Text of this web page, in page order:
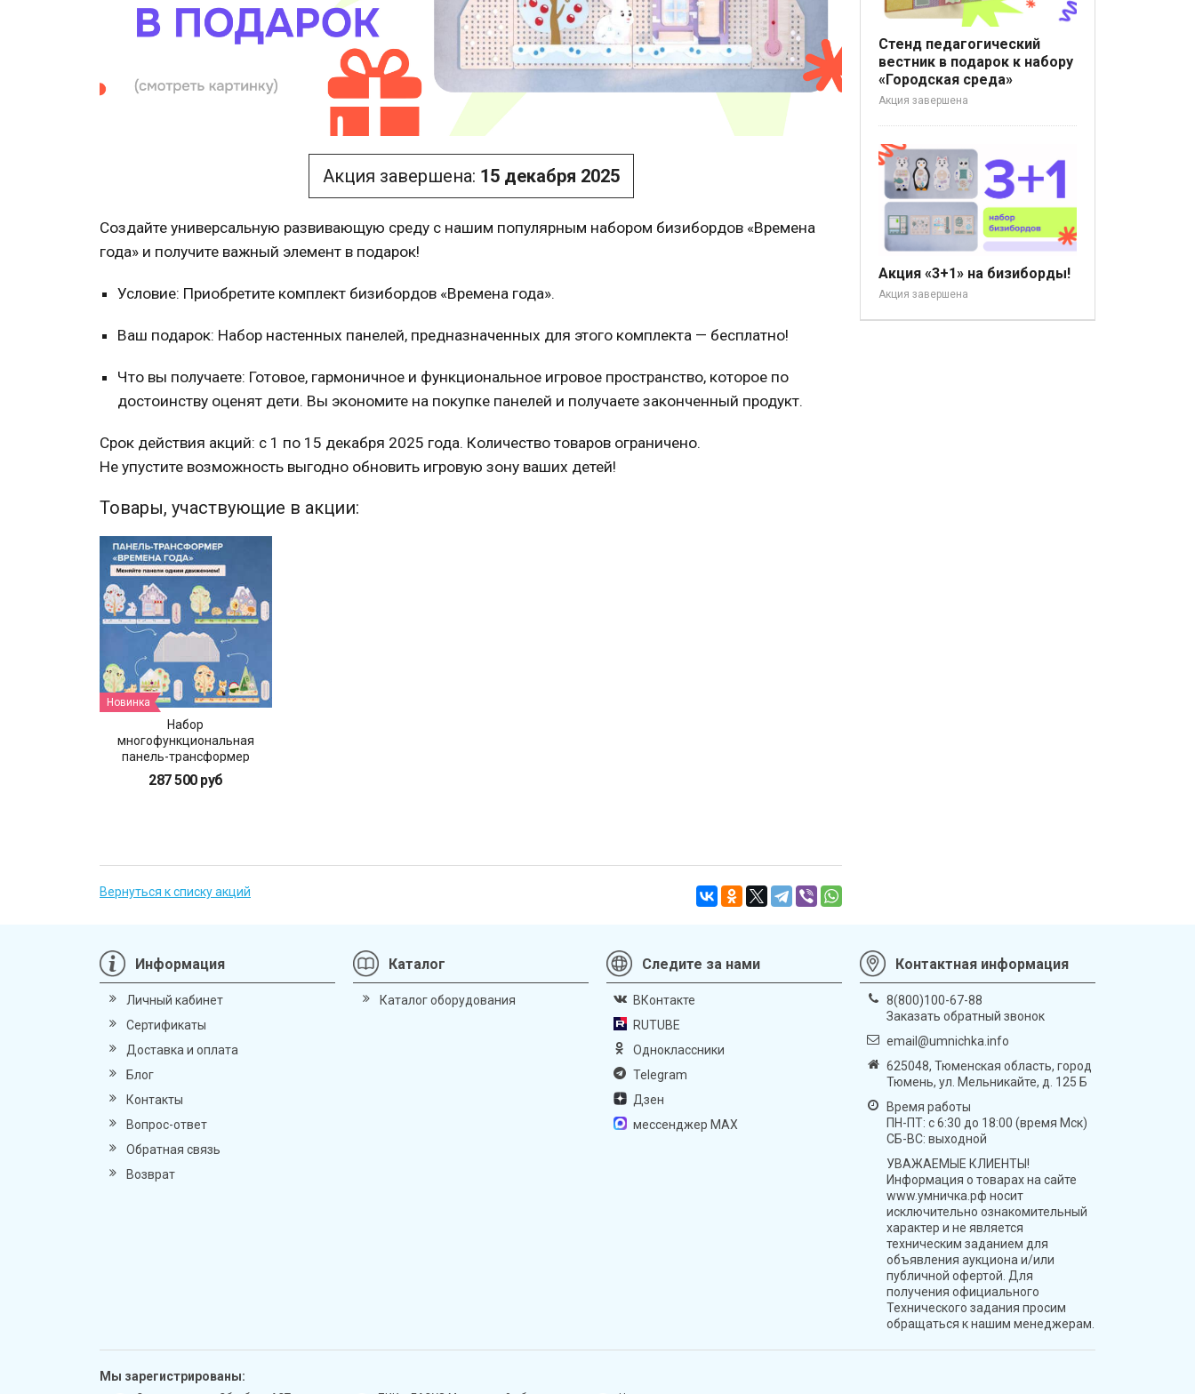
Акция завершена: 15 декабря 2025
Создайте универсальную развивающую среду с нашим популярным набором бизибордов «Времена
года» и получите важный элемент в подарок!
Условие: Приобретите комплект бизибордов «Времена года».
Ваш подарок: Набор настенных панелей, предназначенных для этого комплекта — бесплатно!
Что вы получаете: Готовое, гармоничное и функциональное игровое пространство, которое по
достоинству оценят дети. Вы экономите на покупке панелей и получаете законченный продукт.
Срок действия акций: с 1 по 15 декабря 2025 года. Количество товаров ограничено.
Не упустите возможность выгодно обновить игровую зону ваших детей!
Товары, участвующие в акции:
Новинка
Набор
многофункциональная
панель-трансформер
"Времена года"
287 500 руб
Вернуться к списку акций
Стенд педагогический
вестник в подарок к набору
«Городская среда»
Акция завершена
Акция «3+1» на бизиборды!
Акция завершена
Информация
Личный кабинет
Сертификаты
Доставка и оплата
Блог
Контакты
Вопрос-ответ
Обратная связь
Возврат
Каталог
Каталог оборудования
Следите за нами
ВКонтакте
RUTUBE
Одноклассники
Telegram
Дзен
мессенджер MAX
Контактная информация
8(800)100-67-88
Заказать обратный звонок
email@umnichka.info
625048, Тюменская область, город
Тюмень, ул. Мельникайте, д. 125 Б
Время работы
ПН-ПТ: с 6:30 до 18:00 (время Мск)
СБ-ВС: выходной
УВАЖАЕМЫЕ КЛИЕНТЫ!
Информация о товарах на сайте
www.умничка.рф носит
исключительно ознакомительный
характер и не является
техническим заданием для
объявления аукциона и/или
публичной офертой. Для
получения официального
Технического задания просим
обращаться к нашим менеджерам.
Мы зарегистрированы: